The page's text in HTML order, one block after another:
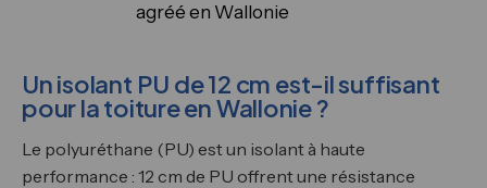
agréé en Wallonie
Un isolant PU de 12 cm est-il suffisant
pour la toiture en Wallonie ?
Le polyuréthane (PU) est un isolant à haute
performance : 12 cm de PU offrent une résistance